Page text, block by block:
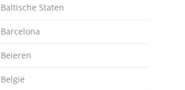
Baltische Staten
Barcelona
Beieren
België